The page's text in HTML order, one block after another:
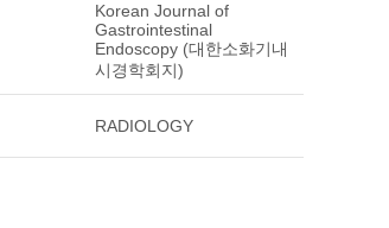
Korean Journal of
Gastrointestinal
Endoscopy (대한소화기내
시경학회지)
RADIOLOGY